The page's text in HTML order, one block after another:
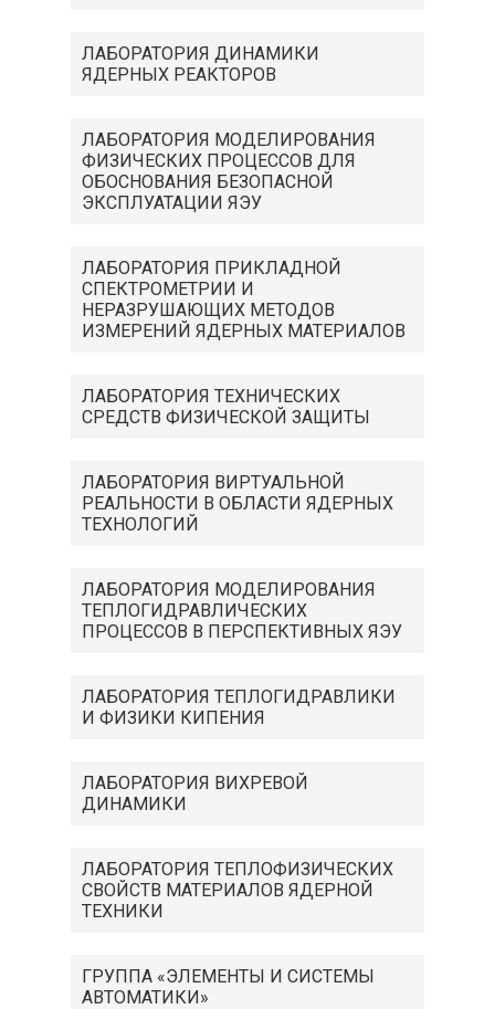
ЛАБОРАТОРИЯ ДИНАМИКИ
ЯДЕРНЫХ РЕАКТОРОВ
ЛАБОРАТОРИЯ МОДЕЛИРОВАНИЯ
ФИЗИЧЕСКИХ ПРОЦЕССОВ ДЛЯ
ОБОСНОВАНИЯ БЕЗОПАСНОЙ
ЭКСПЛУАТАЦИИ ЯЭУ
ЛАБОРАТОРИЯ ПРИКЛАДНОЙ
СПЕКТРОМЕТРИИ И
НЕРАЗРУШАЮЩИХ МЕТОДОВ
ИЗМЕРЕНИЙ ЯДЕРНЫХ МАТЕРИАЛОВ
ЛАБОРАТОРИЯ ТЕХНИЧЕСКИХ
СРЕДСТВ ФИЗИЧЕСКОЙ ЗАЩИТЫ
ЛАБОРАТОРИЯ ВИРТУАЛЬНОЙ
РЕАЛЬНОСТИ В ОБЛАСТИ ЯДЕРНЫХ
ТЕХНОЛОГИЙ
ЛАБОРАТОРИЯ МОДЕЛИРОВАНИЯ
ТЕПЛОГИДРАВЛИЧЕСКИХ
ПРОЦЕССОВ В ПЕРСПЕКТИВНЫХ ЯЭУ
ЛАБОРАТОРИЯ ТЕПЛОГИДРАВЛИКИ
И ФИЗИКИ КИПЕНИЯ
ЛАБОРАТОРИЯ ВИХРЕВОЙ
ДИНАМИКИ
ЛАБОРАТОРИЯ ТЕПЛОФИЗИЧЕСКИХ
СВОЙСТВ МАТЕРИАЛОВ ЯДЕРНОЙ
ТЕХНИКИ
ГРУППА «ЭЛЕМЕНТЫ И СИСТЕМЫ
АВТОМАТИКИ»